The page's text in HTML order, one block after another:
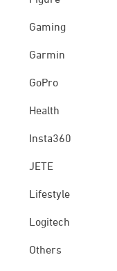
Gaming
Garmin
GoPro
Health
Insta360
JETE
Lifestyle
Logitech
Others